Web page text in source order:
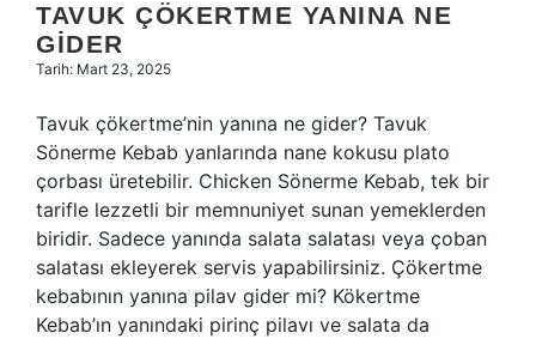
TAVUK ÇÖKERTME YANINA NE
GIDER
Tarih: Mart 23, 2025
Tavuk çökertme’nin yanına ne gider? Tavuk
Sönerme Kebab yanlarında nane kokusu plato
çorbası üretebilir. Chicken Sönerme Kebab, tek bir
tarifle lezzetli bir memnuniyet sunan yemeklerden
biridir. Sadece yanında salata salatası veya çoban
salatası ekleyerek servis yapabilirsiniz. Çökertme
kebabının yanına pilav gider mi? Kökertme
Kebab’ın yanındaki pirinç pilavı ve salata da